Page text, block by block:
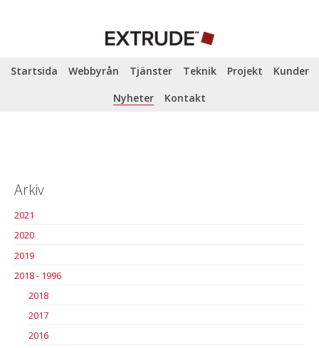
Startsida Webbyrån Tjänster Teknik Projekt
Kunder
Nyheter
Kontakt
Arkiv
2021
2020
2019
2018 - 1996
2018
2017
2016